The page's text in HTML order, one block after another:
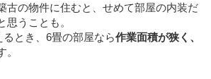
古の物件に住むと、せめて部屋の内装だ
思うことも。
とき、6畳の部屋なら作業面積が狭く、
。